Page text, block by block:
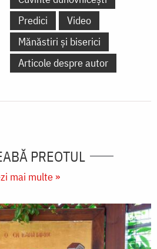
Predici
Video
Mănăstiri și biserici
Articole despre autor
PREOTUL
mai multe »